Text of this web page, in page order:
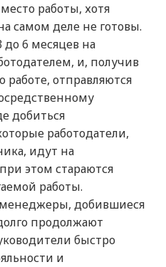
работы, хотя
самом деле не готовы.
до 6 месяцев на
и, получив
отправляются
добиться
работодатели,
идут на
этом стараются
работы.
добившиеся
продолжают
быстро
и